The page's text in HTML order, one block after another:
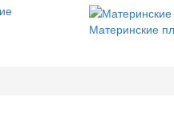
Материнские